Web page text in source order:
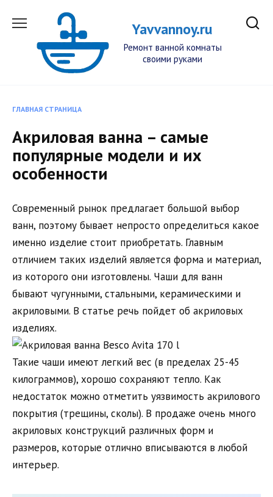
Yavvannoy.ru
Ремонт ванной комнаты
своими руками
ГЛАВНАЯ СТРАНИЦА
Акриловая ванна – самые
популярные модели и их
особенности
Современный рынок предлагает большой выбор
ванн, поэтому бывает непросто определиться какое
именно изделие стоит приобретать. Главным
отличием таких изделий является форма и материал,
из которого они изготовлены. Чаши для ванн
бывают чугунными, стальными, керамическими и
акриловыми. В статье речь пойдет об акриловых
изделиях.
Такие чаши имеют легкий вес (в пределах 25-45
килограммов), хорошо сохраняют тепло. Как
недостаток можно отметить уязвимость акрилового
покрытия (трещины, сколы). В продаже очень много
акриловых конструкций различных форм и
размеров, которые отлично вписываются в любой
интерьер.